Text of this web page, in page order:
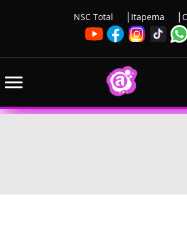
NSC Total Itapema